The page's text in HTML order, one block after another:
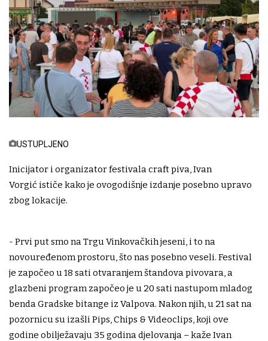
USTUPLJENO
Inicijator i organizator festivala craft piva, Ivan
Vorgić ističe kako je ovogodišnje izdanje posebno upravo
zbog lokacije.
- Prvi put smo na Trgu Vinkovačkih jeseni, i to na
novouređenom prostoru, što nas posebno veseli. Festival
je započeo u 18 sati otvaranjem štandova pivovara, a
glazbeni program započeo je u 20 sati nastupom mladog
benda Gradske bitange iz Valpova. Nakon njih, u 21 sat na
pozornicu su izašli Pips, Chips & Videoclips, koji ove
godine obilježavaju 35 godina djelovanja – kaže Ivan